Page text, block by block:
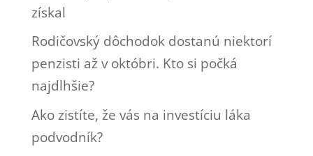
získal
Rodičovský dôchodok dostanú niektorí
penzisti až v októbri. Kto si počká
najdlhšie?
Ako zistíte, že vás na investíciu láka
podvodník?